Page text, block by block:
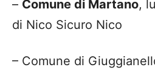
– Comune di Martano,
di Nico Sicuro Nico
– Comune di